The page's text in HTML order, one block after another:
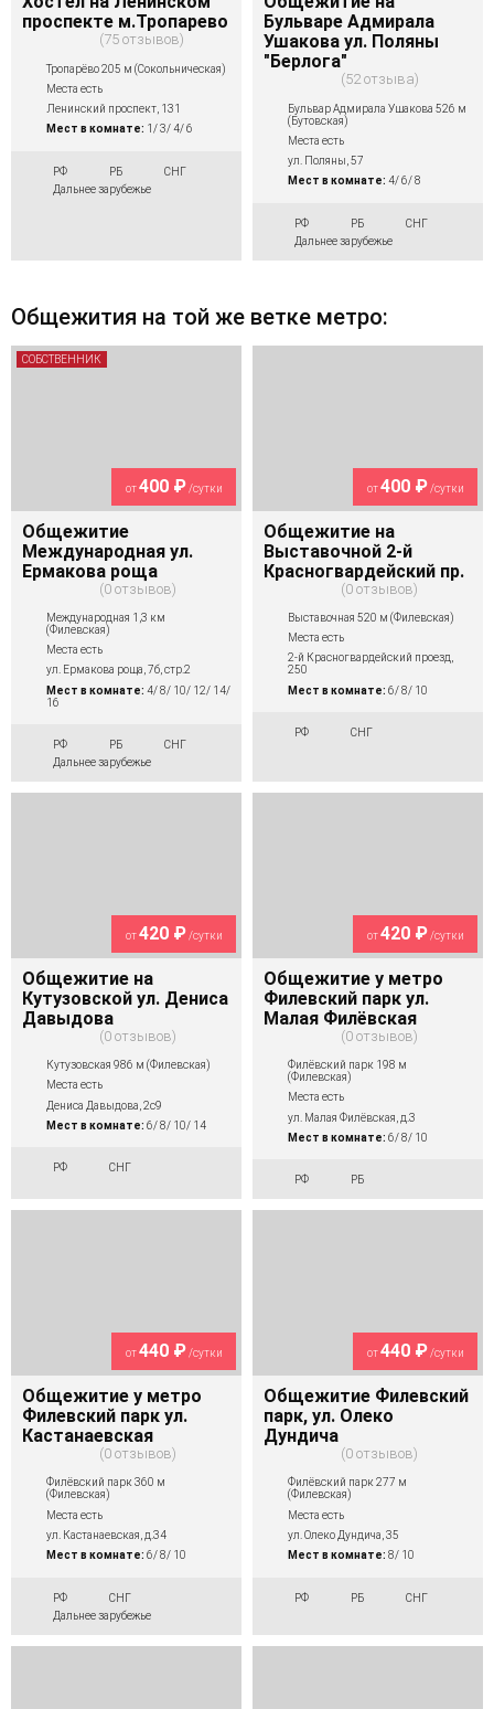
проспекте м.Тропарево
75 отзывов
Тропарёво 205 м (Сокольническая)
Места есть
Ленинский проспект, 131
Мест в комнате: 1/ 3/ 4/ 6
РФ РБ
СНГ
Дальнее зарубежье
Бульваре Адмирала
Ушакова ул. Поляны
"Берлога"
52 отзыва
Бульвар Адмирала Ушакова 526 м
(Бутовская)
Места есть
ул. Поляны, 57
Мест в комнате: 4/ 6/ 8
РФ РБ
СНГ
Дальнее зарубежье
Общежития на той же ветке метро:
от400 ₽/сутки
Общежитие
Международная ул.
Ермакова роща
0 отзывов
Международная 1,3 км
(Филевская)
Места есть
ул. Ермакова роща, 7б, стр.2
Мест в комнате: 4/ 8/ 10/ 12/ 14/
16
РФ РБ
СНГ
Дальнее зарубежье
СОБСТВЕННИК
от400 ₽/сутки
Общежитие на
Выставочной 2-й
Красногвардейский пр.
0 отзывов
Выставочная 520 м (Филевская)
Места есть
2-й Красногвардейский проезд,
250
Мест в комнате: 6/ 8/ 10
РФ СНГ
от420 ₽/сутки
Общежитие на
Кутузовской ул. Дениса
Давыдова
0 отзывов
Кутузовская 986 м (Филевская)
Места есть
Дениса Давыдова, 2с9
Мест в комнате: 6/ 8/ 10/ 14
РФ СНГ
от420 ₽/сутки
Общежитие у метро
Филевский парк ул.
Малая Филёвская
0 отзывов
Филёвский парк 198 м
(Филевская)
Места есть
ул. Малая Филёвская, д.3
Мест в комнате: 6/ 8/ 10
РФ РБ
от440 ₽/сутки
Общежитие у метро
Филевский парк ул.
Кастанаевская
0 отзывов
Филёвский парк 360 м
(Филевская)
Места есть
ул. Кастанаевская, д.34
Мест в комнате: 6/ 8/ 10
РФ
СНГ
Дальнее зарубежье
от440 ₽/сутки
Общежитие Филевский
парк, ул. Олеко
Дундича
0 отзывов
Филёвский парк 277 м
(Филевская)
Места есть
ул. Олеко Дундича, 35
Мест в комнате: 8/ 10
РФ РБ СНГ